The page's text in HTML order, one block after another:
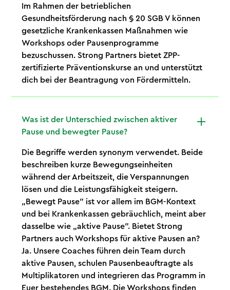
Im Rahmen der betrieblichen
Gesundheitsförderung nach § 20 SGB V können
gesetzliche Krankenkassen Maßnahmen wie
Workshops oder Pausenprogramme
bezuschussen. Strong Partners bietet ZPP-
zertifizierte Präventionskurse an und unterstützt
dich bei der Beantragung von Fördermitteln.
Was ist der Unterschied zwischen aktiver
Pause und bewegter Pause?
Die Begriffe werden synonym verwendet. Beide
beschreiben kurze Bewegungseinheiten
während der Arbeitszeit, die Verspannungen
lösen und die Leistungsfähigkeit steigern.
„Bewegt Pause" ist vor allem im BGM-Kontext
und bei Krankenkassen gebräuchlich, meint aber
dasselbe wie „aktive Pause". Bietet Strong
Partners auch Workshops für aktive Pausen an?
Ja. Unsere Coaches führen dein Team durch
aktive Pausen, schulen Pausenbeauftragte als
Multiplikatoren und integrieren das Programm in
Euer bestehendes BGM. Die Workshops finden